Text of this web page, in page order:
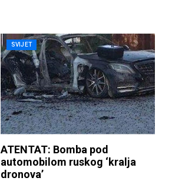
SVIJET
ATENTAT: Bomba pod
automobilom ruskog ‘kralja
dronova’